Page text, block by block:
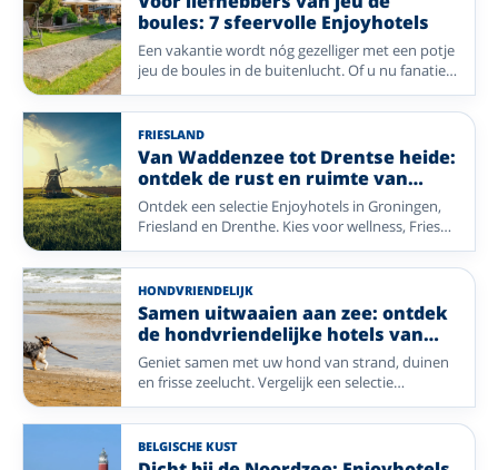
Waddeneilanden. Of u nu wilt uitwaaien aan zee,
genieten van eilandrust of de charme van het
Groningse landschap wilt ontdekken: uw
vakantie is eenvoudig bereikbaar zonder dat u
zelf hoeft te rijden. Stap ontspannen in de trein,
laat de reis aan u voorbijgaan en geniet vanaf
het eerste moment van uw verblijf.
boules: 7 sfeervolle Enjoyhotels
Een vakantie wordt nóg gezelliger met een potje
jeu de boules in de buitenlucht. Of u nu fanatiek
speelt of vooral geniet van de ontspannen sfeer,
bij deze zeven Enjoyhotels vindt u een jeu de
boulesbaan voor een gezellige middag met uw
reisgenoot of medegasten. Combineer sportieve
ontspanning met comfortabele overnachtingen,
verzorgde maaltijden en de gastvrije sfeer die u
van Enjoyhotels gewend bent. Zo wordt ieder
verblijf een perfecte mix van actief bezig zijn en
onbezorgd genieten.
FRIESLAND
Van Waddenzee tot Drentse heide:
ontdek de rust en ruimte van
Noord-Nederland met Enjoyhotels
Ontdek een selectie Enjoyhotels in Groningen,
Friesland en Drenthe. Kies voor wellness, Friese
meren, Waddeneilanden, UNESCO-erfgoed of
bos en heide.
HONDVRIENDELIJK
Samen uitwaaien aan zee: ontdek
de hondvriendelijke hotels van
Enjoyhotels
Geniet samen met uw hond van strand, duinen
en frisse zeelucht. Vergelijk een selectie
hondvriendelijke Enjoyhotels op de
Waddeneilanden, aan de Nederlandse kust en in
Blankenberge.
BELGISCHE KUST